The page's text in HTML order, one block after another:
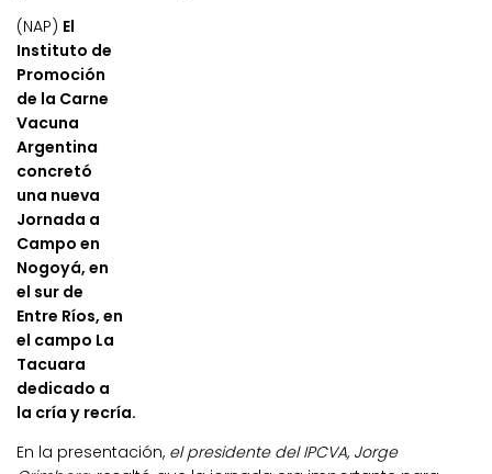
(NAP) El
Instituto de
Promoción
de la Carne
Vacuna
Argentina
concretó
una nueva
Jornada a
Campo en
Nogoyá, en
el sur de
Entre Ríos, en
el campo La
Tacuara
dedicado a
la cría y recría.
En la presentación, el presidente del IPCVA, Jorge